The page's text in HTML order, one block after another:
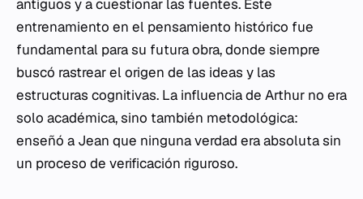
antiguos y a cuestionar las fuentes. Este
entrenamiento en el pensamiento histórico fue
fundamental para su futura obra, donde siempre
buscó rastrear el origen de las ideas y las
estructuras cognitivas. La influencia de Arthur no era
solo académica, sino también metodológica:
enseñó a Jean que ninguna verdad era absoluta sin
un proceso de verificación riguroso.